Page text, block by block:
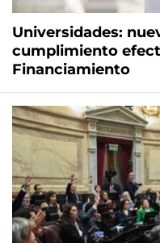
Universidades:
cumplimiento
Financiamiento